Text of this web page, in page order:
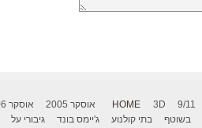
HOME 3D 9/11 אוסקר 2005 אוסקר 2006
בשוטף בתי קולנוע ג'יימס בונד גיבורי על